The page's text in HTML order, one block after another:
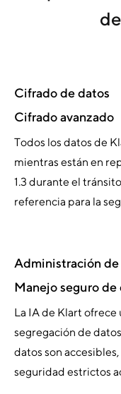
Cifrado de datos
Cifrado avanzado
Todos los datos de
mientras están en
1.3 durante el
referencia para la
Administración de
Manejo seguro de
La IA de Klart ofrece
segregación de
datos son
seguridad estrictos